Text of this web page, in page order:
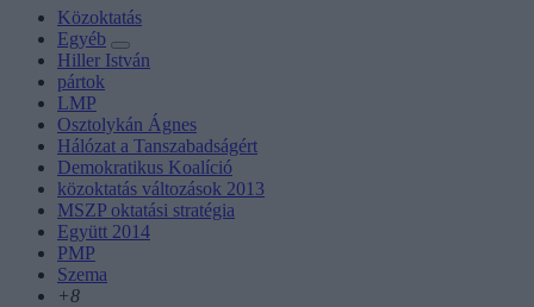
Közoktatás
Egyéb
Hiller István
pártok
LMP
Osztolykán Ágnes
Hálózat a Tanszabadságért
Demokratikus Koalíció
közoktatás változások 2013
MSZP oktatási stratégia
Együtt 2014
PMP
Szema
+8